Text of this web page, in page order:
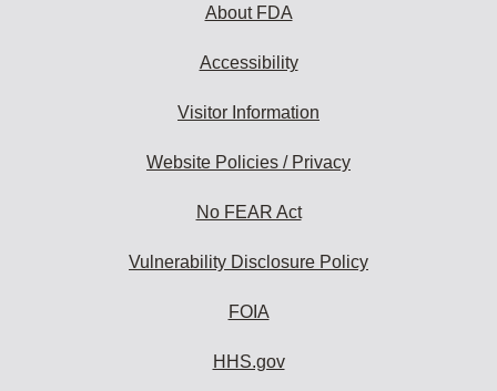
About FDA
Accessibility
Visitor Information
Website Policies / Privacy
No FEAR Act
Vulnerability Disclosure Policy
FOIA
HHS.gov